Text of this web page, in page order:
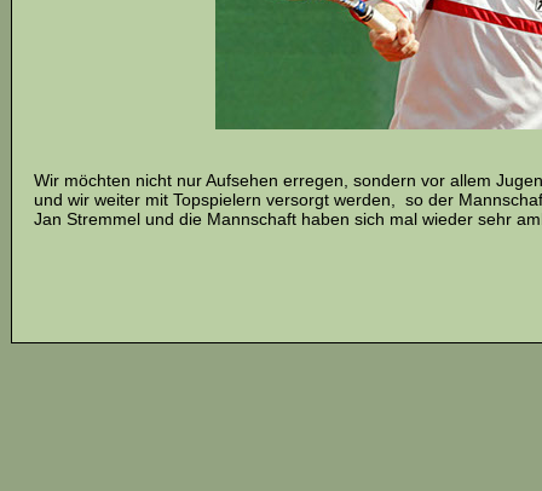
Wir möchten nicht nur Aufsehen erregen, sondern vor allem
und wir weiter mit Topspielern versorgt werden, so der
Jan Stremmel und die Mannschaft haben sich mal wieder sehr